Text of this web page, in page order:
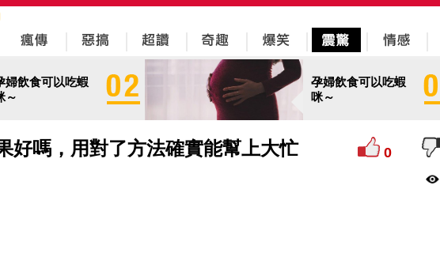
婦飲食可以吃蝦
～
孕婦飲食可以吃蝦
咪～
好嗎，用對了方法確實能幫上大忙 0